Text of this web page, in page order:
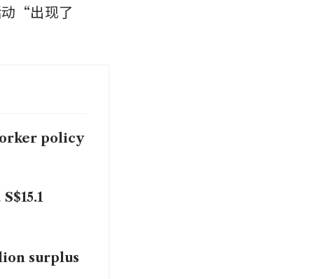
动“出现了
policy
surplus